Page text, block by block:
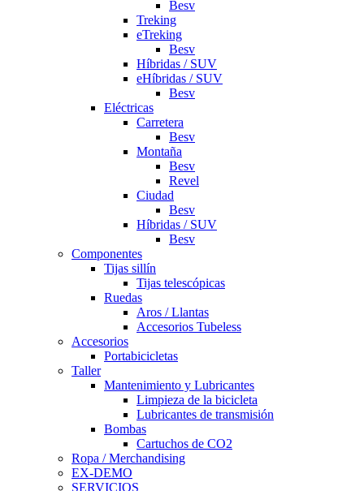
Besv
Treking
eTreking
Besv
Híbridas / SUV
eHíbridas / SUV
Besv
Eléctricas
Carretera
Besv
Montaña
Besv
Revel
Ciudad
Besv
Híbridas / SUV
Besv
Componentes
Tijas sillín
Tijas telescópicas
Ruedas
Aros / Llantas
Accesorios Tubeless
Accesorios
Portabicicletas
Taller
Mantenimiento y Lubricantes
Limpieza de la bicicleta
Lubricantes de transmisión
Bombas
Cartuchos de CO2
Ropa / Merchandising
EX-DEMO
SERVICIOS